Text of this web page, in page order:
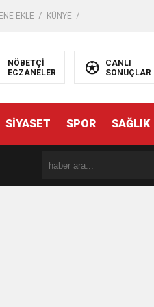
EKLE KÜNYE
NÖBETÇİ
ECZANELER
CANLI
SONUÇLAR
SİYASET SPOR SAĞLIK